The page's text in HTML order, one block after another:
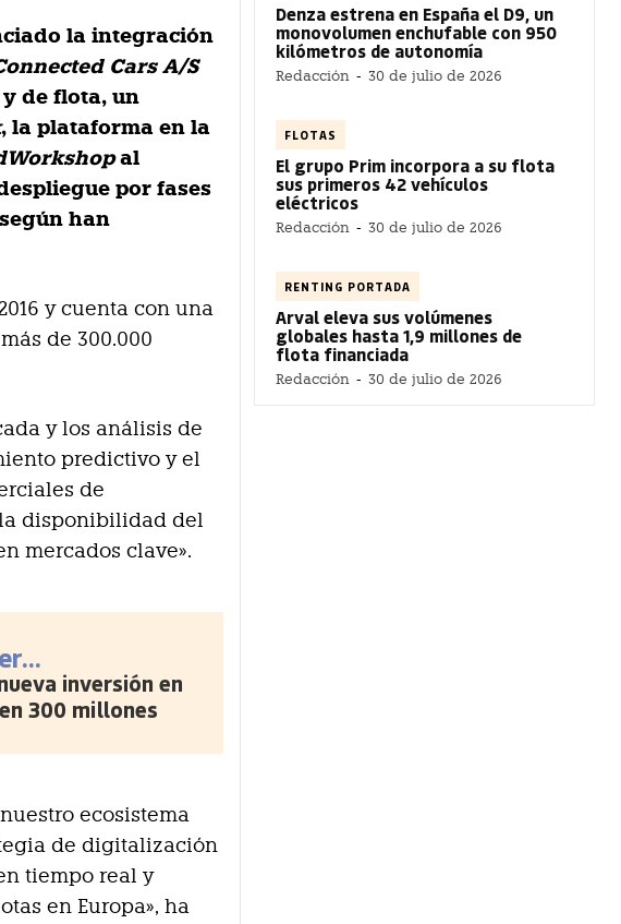
la integración
Cars A/S
de flota, un
, la plataforma en la
al
por fases
han
y cuenta con una
de 300.000
y los análisis de
predictivo y el
de
disponibilidad del
mercados clave».
inversión en
300 millones
ecosistema
de digitalización
tiempo real y
en Europa», ha
Denza estrena en España el D9, un
monovolumen enchufable con 950
kilómetros de autonomía
Redacción - 30 de julio de 2026
FLOTAS
El grupo Prim incorpora a su flota
sus primeros 42 vehículos
eléctricos
Redacción - 30 de julio de 2026
RENTING PORTADA
Arval eleva sus volúmenes
globales hasta 1,9 millones de
flota financiada
Redacción - 30 de julio de 2026